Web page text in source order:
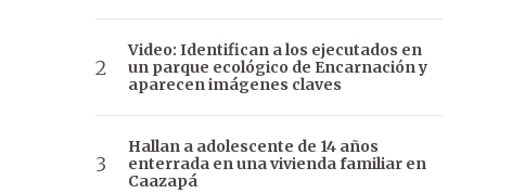
Video: Identifican a los ejecutados en
un parque ecológico de Encarnación y
aparecen imágenes claves
Hallan a adolescente de 14 años
enterrada en una vivienda familiar en
Caazapá